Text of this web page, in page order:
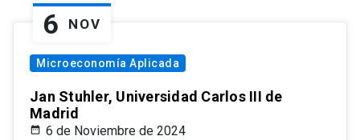
6 NOV
Microeconomía Aplicada
Jan Stuhler, Universidad Carlos III de
Madrid
6 de Noviembre de 2024